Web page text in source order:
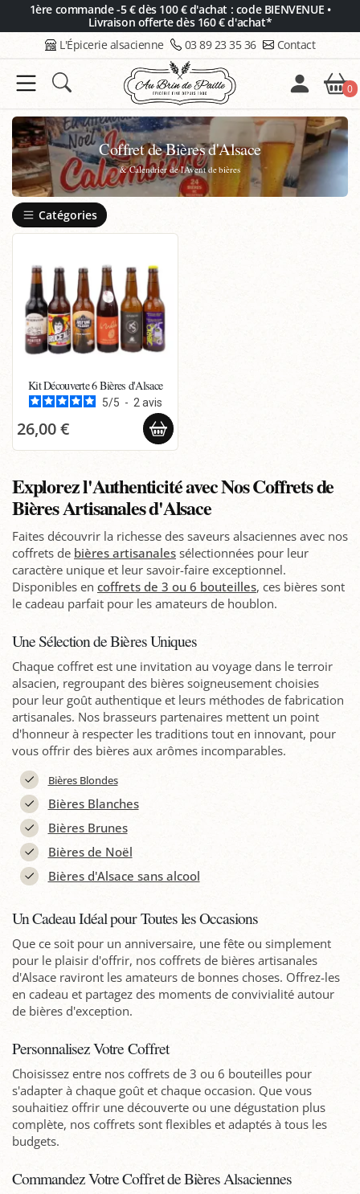
1ère commande -5 € dès 100 € d'achat : code BIENVENUE •
Livraison offerte dès 160 € d'achat*
L'Épicerie alsacienne 03 89 23 35 36 Contact
0
Coffret de Bières d'Alsace
& Calendrier de l'Avent de bières
Catégories
Kit Découverte 6 Bières d'Alsace
5/5 - 2 avis
26,00 €
Explorez l'Authenticité avec Nos Coffrets de
Bières Artisanales d'Alsace
Faites découvrir la richesse des saveurs alsaciennes avec nos
coffrets de bières artisanales sélectionnées pour leur
caractère unique et leur savoir-faire exceptionnel.
Disponibles en coffrets de 3 ou 6 bouteilles, ces bières sont
le cadeau parfait pour les amateurs de houblon.
Une Sélection de Bières Uniques
Chaque coffret est une invitation au voyage dans le terroir
alsacien, regroupant des bières soigneusement choisies
pour leur goût authentique et leurs méthodes de fabrication
artisanales. Nos brasseurs partenaires mettent un point
d'honneur à respecter les traditions tout en innovant, pour
vous offrir des bières aux arômes incomparables.
Bières Blondes
Bières Blanches
Bières Brunes
Bières de Noël
Bières d'Alsace sans alcool
Un Cadeau Idéal pour Toutes les Occasions
Que ce soit pour un anniversaire, une fête ou simplement
pour le plaisir d'offrir, nos coffrets de bières artisanales
d'Alsace raviront les amateurs de bonnes choses. Offrez-les
en cadeau et partagez des moments de convivialité autour
de bières d'exception.
Personnalisez Votre Coffret
Choisissez entre nos coffrets de 3 ou 6 bouteilles pour
s'adapter à chaque goût et chaque occasion. Que vous
souhaitiez offrir une découverte ou une dégustation plus
complète, nos coffrets sont flexibles et adaptés à tous les
budgets.
Commandez Votre Coffret de Bières Alsaciennes
Panneau de gestion des cookies